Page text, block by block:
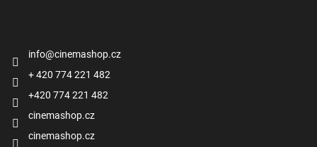
info@cinemashop.cz
+ 420 774 221 482
+420 774 221 482
cinemashop.cz
cinemashop.cz